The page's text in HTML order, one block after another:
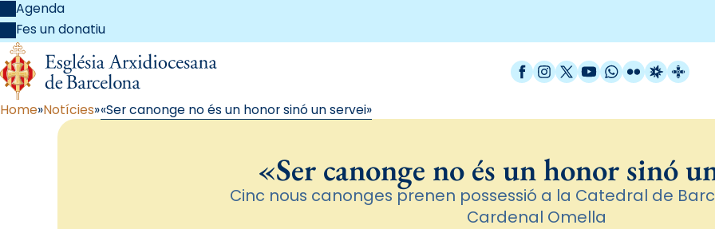
Agenda
Fes un donatiu
Facebook
Instagram
X / Twitter
YouTube
WhatsApp
FlickrRadio
Home Notícies «Ser canonge no és un honor sinó un servei»
«Ser canonge no és un honor sinó
Cinc nous canonges prenen possessió a la Catedral de
Cardenal Omella